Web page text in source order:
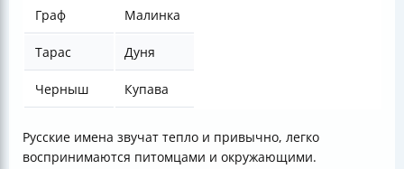
Граф Малинка
Тарас Дуня
Черныш Купава
Русские имена звучат тепло и привычно, легко
воспринимаются питомцами и окружающими.